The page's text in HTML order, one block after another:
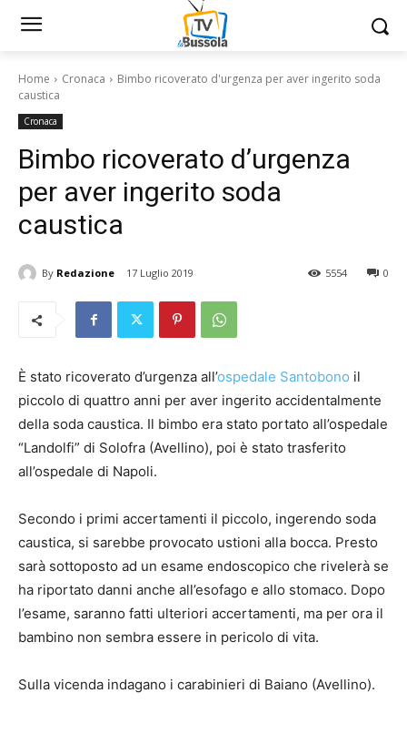
Home Cronaca
Bimbo ricoverato d'urgenza per aver ingerito soda
caustica
Cronaca
Bimbo ricoverato d’urgenza
per aver ingerito soda
caustica
By Redazione 17 Luglio 2019 0
5554
È stato ricoverato d’urgenza all’ospedale Santobono il
piccolo di quattro anni per aver ingerito accidentalmente
della soda caustica. Il bimbo era stato portato all’ospedale
“Landolfi” di Solofra (Avellino), poi è stato trasferito
all’ospedale di Napoli.
Secondo i primi accertamenti il piccolo, ingerendo soda
caustica, si sarebbe provocato ustioni alla bocca. Presto
sarà sottoposto ad un esame endoscopico che rivelerà se
ha riportato danni anche all’esofago e allo stomaco. Dopo
l’esame, saranno fatti ulteriori accertamenti, ma per ora il
bambino non sembra essere in pericolo di vita.
Sulla vicenda indagano i carabinieri di Baiano (Avellino).